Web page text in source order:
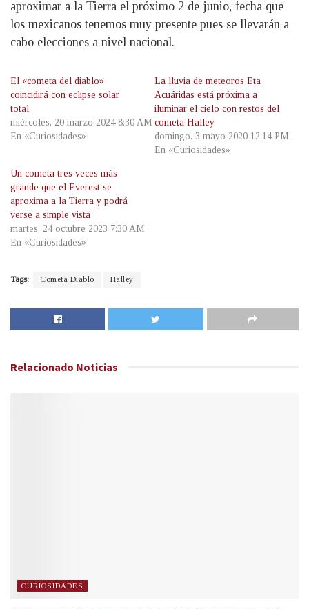
aproximar a la Tierra el próximo 2 de junio, fecha que
los mexicanos tenemos muy presente pues se llevarán a
cabo elecciones a nivel nacional.
El «cometa del diablo»
coincidirá con eclipse solar
total
miércoles, 20 marzo 2024 8:30 AM
En «Curiosidades»
La lluvia de meteoros Eta
Acuáridas está próxima a
iluminar el cielo con restos del
cometa Halley
domingo, 3 mayo 2020 12:14 PM
En «Curiosidades»
Un cometa tres veces más
grande que el Everest se
aproxima a la Tierra y podrá
verse a simple vista
martes, 24 octubre 2023 7:30 AM
En «Curiosidades»
Tags: Cometa Diablo Halley
Relacionado Noticias
CURIOSIDADES